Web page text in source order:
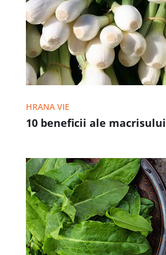
HRANA VIE
10 beneficii ale macrisului